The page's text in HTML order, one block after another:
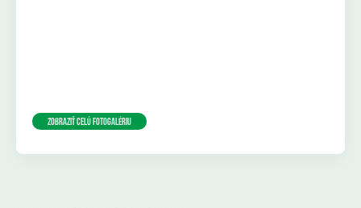
Zobraziť celú fotogalériu